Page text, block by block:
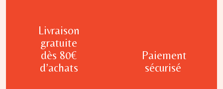
Livraison
gratuite
dès 80€
d’achats
Paiement
sécurisé